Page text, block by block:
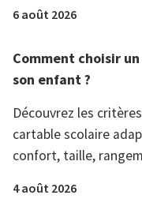
6 août 2026
Comment choisir
son enfant ?
Découvrez les
cartable scolaire
confort, taille,
4 août 2026